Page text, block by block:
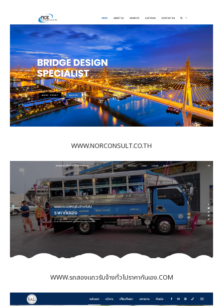
WWW.NORCONSULT.CO.TH
WWW.รถสองแถวรับจ้างทั่วไปราคากันเอง.COM